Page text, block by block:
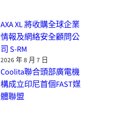
AXA XL 將收購全球企業
情報及網絡安全顧問公
司 S-RM
2026 年 8 月 7 日
Coolita聯合頭部廣電機
構成立印尼首個FAST媒
體聯盟